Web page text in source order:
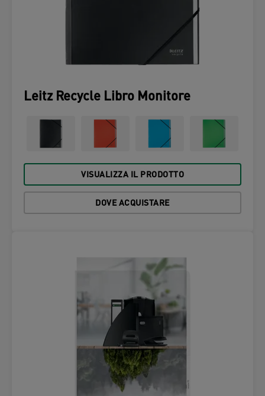
Leitz Recycle Libro Monitore
VISUALIZZA IL PRODOTTO
DOVE ACQUISTARE